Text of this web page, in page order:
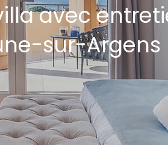
avec
sur-Argens